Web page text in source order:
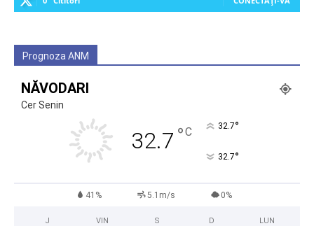
Prognoza ANM
NĂVODARI
Cer Senin
32.7 °C 32.7°
32.7°
41% 5.1m/s 0%
J VIN S D LUN